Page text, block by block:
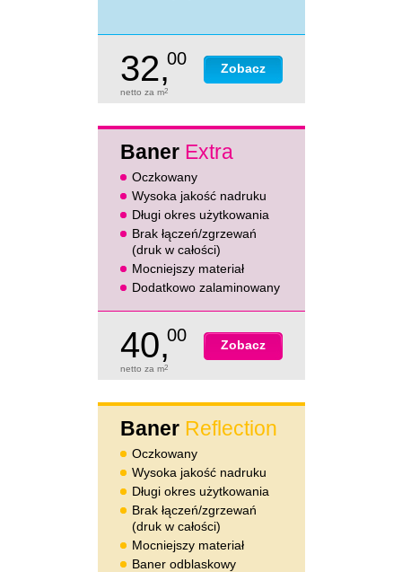
Zobacz
32,00
netto za m2
Baner Extra
Oczkowany
Wysoka jakość nadruku
Długi okres użytkowania
Brak łączeń/zgrzewań
(druk w całości)
Mocniejszy materiał
Dodatkowo zalaminowany
Zobacz
40,00
netto za m2
Baner Reflection
Oczkowany
Wysoka jakość nadruku
Długi okres użytkowania
Brak łączeń/zgrzewań
(druk w całości)
Mocniejszy materiał
Baner odblaskowy